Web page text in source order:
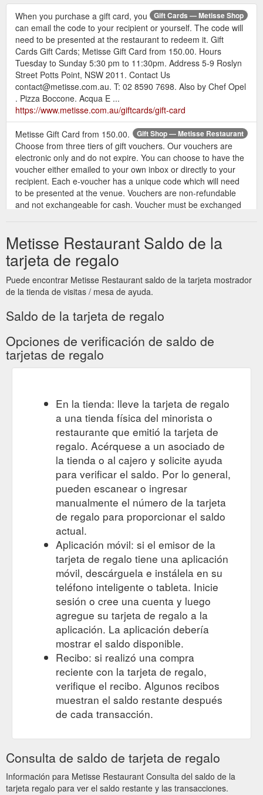
Gift Cards — Metisse Shop
When you purchase a gift card, you
can email the code to your recipient or yourself. The code will
need to be presented at the restaurant to redeem it. Gift
Cards Gift Cards; Metisse Gift Card from 150.00. Hours
Tuesday to Sunday 5:30 pm to 11:30pm. Address 5-9 Roslyn
Street Potts Point, NSW 2011. Contact Us
contact@metisse.com.au. T: 02 8590 7698. Also by Chef Opel
. Pizza Boccone. Acqua E ...
https://www.metisse.com.au/giftcards/gift-card
Gift Shop — Metisse Restaurant
Metisse Gift Card from 150.00.
Choose from three tiers of gift vouchers. Our vouchers are
electronic only and do not expire. You can choose to have the
voucher either emailed to your own inbox or directly to your
recipient. Each e-voucher has a unique code which will need
to be presented at the venue. Vouchers are non-refundable
and not exchangeable for cash. Voucher must be exchanged
Metisse Restaurant Saldo de la
tarjeta de regalo
Puede encontrar Metisse Restaurant saldo de la tarjeta mostrador
de la tienda de visitas / mesa de ayuda.
Saldo de la tarjeta de regalo
Opciones de verificación de saldo de
tarjetas de regalo
En la tienda: lleve la tarjeta de regalo
a una tienda física del minorista o
restaurante que emitió la tarjeta de
regalo. Acérquese a un asociado de
la tienda o al cajero y solicite ayuda
para verificar el saldo. Por lo general,
pueden escanear o ingresar
manualmente el número de la tarjeta
de regalo para proporcionar el saldo
actual.
Aplicación móvil: si el emisor de la
tarjeta de regalo tiene una aplicación
móvil, descárguela e instálela en su
teléfono inteligente o tableta. Inicie
sesión o cree una cuenta y luego
agregue su tarjeta de regalo a la
aplicación. La aplicación debería
mostrar el saldo disponible.
Recibo: si realizó una compra
reciente con la tarjeta de regalo,
verifique el recibo. Algunos recibos
muestran el saldo restante después
de cada transacción.
Consulta de saldo de tarjeta de regalo
Información para Metisse Restaurant Consulta del saldo de la
tarjeta regalo para ver el saldo restante y las transacciones.